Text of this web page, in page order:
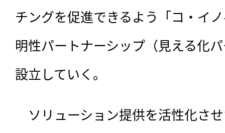
チングを促進できるよう「コ・イ
明性パートナーシップ（見える化
設立していく。
ソリューション提供を活性化さ